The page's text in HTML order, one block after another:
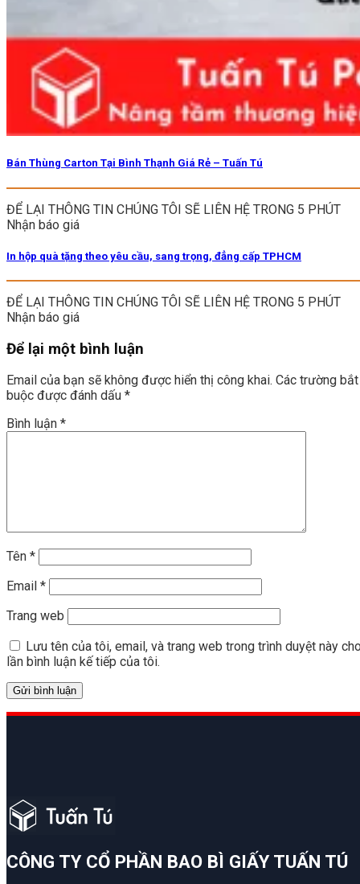
Bán Thùng Carton Tại Bình Thạnh Giá Rẻ – Tuấn Tú
ĐỂ LẠI THÔNG TIN CHÚNG TÔI SẼ LIÊN HỆ TRONG 5 PHÚT
Nhận báo giá
In hộp quà tặng theo yêu cầu, sang trọng, đẳng cấp TPHCM
ĐỂ LẠI THÔNG TIN CHÚNG TÔI SẼ LIÊN HỆ TRONG 5 PHÚT
Nhận báo giá
Để lại một bình luận
Email của bạn sẽ không được hiển thị công khai. Các trường bắt
buộc được đánh dấu *
Bình luận *
Tên *
Email *
Trang web
Lưu tên của tôi, email, và trang web trong trình duyệt này
lần bình luận kế tiếp của tôi.
CÔNG TY CỔ PHẦN BAO BÌ GIẤY TUẤN TÚ